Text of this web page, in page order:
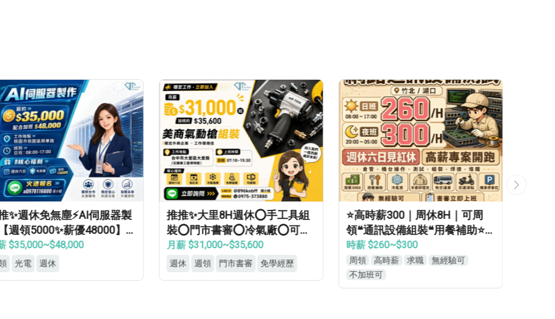
推推✨大里8H週休⭕手工具組
裝⭕門市書審⭕冷氣廠⭕可週
領⭕見紅休✅
月薪 $31,000~$35,600
週休 週領 門市書審
⭐高時薪300｜周休8H｜可周
領❝通訊設備組裝❝用餐補助⭐
等當兵可❝免經驗
時薪 $260~$300
周領 高時薪 求職
無經驗可
#鈔香✨高時薪300▸可週領▸立
即報到【AI智慧大廠】桃竹苗
專車免費接送▸轉正福利優▸免
經驗高錄取
時薪 $260~$300
高時薪 可週領
可不加班
週休二日